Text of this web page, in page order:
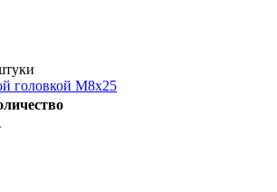
головкой М8x25